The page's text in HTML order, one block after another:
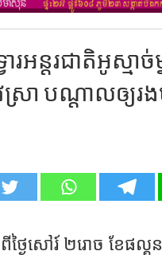
រ​អន្តរជាតិ​អូ​ស្មាច់​
រា​ បណ្តាល​ឲ្យ​រ
ងៃសៅរ៍ ២រោច ខែផល្គុន